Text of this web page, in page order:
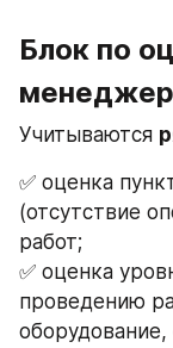
Блок по
Учитываются
✅ оценка
(отсутствие
работ;
✅ оценка
проведению